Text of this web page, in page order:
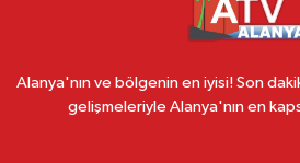
Alanya'nın ve bölgenin en iyisi! Son
gelişmeleriyle Alanya'nın en